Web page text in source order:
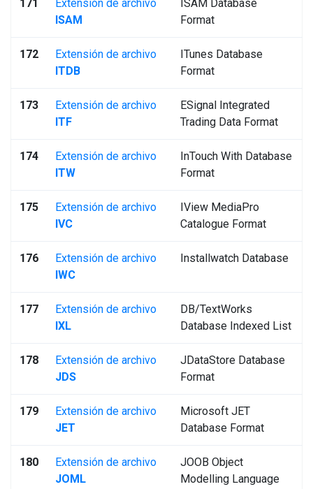
171
Extensión de archivo
ISAM
ISAM Database
Format
172
Extensión de archivo
ITDB
ITunes Database
Format
173
Extensión de archivo
ITF
ESignal Integrated
Trading Data Format
174
Extensión de archivo
ITW
InTouch With Database
Format
175
Extensión de archivo
IVC
IView MediaPro
Catalogue Format
176
Extensión de archivo
IWC
Installwatch Database
177
Extensión de archivo
IXL
DB/TextWorks
Database Indexed List
178
Extensión de archivo
JDS
JDataStore Database
Format
179
Extensión de archivo
JET
Microsoft JET
Database Format
180
Extensión de archivo
JOML
JOOB Object
Modelling Language